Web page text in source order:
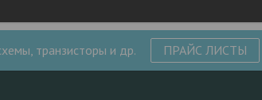
транзисторы и др. ПРАЙС ЛИСТЫ